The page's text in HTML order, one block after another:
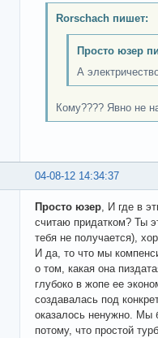
Rorschach пишет:
Просто юзер
А
Кому???? Явно не
04-08-12 14:34:37
Просто юзер, И где в
считаю придатком? Ты
тебя не получается),
И да, то что мы
о том, какая она
глубоко в жопе ее
создавалась под
оказалось ненужно. Мы
потому, что простой